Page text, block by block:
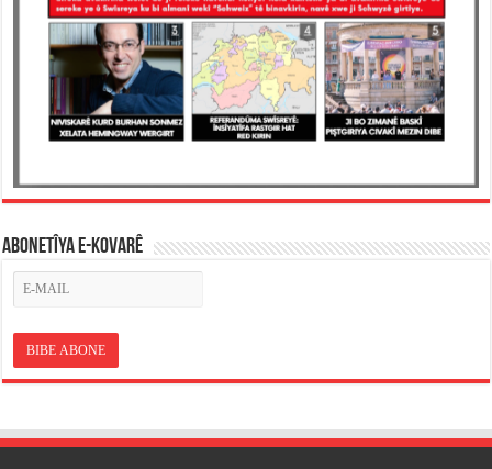
ABONETÎYA E-KOVARÊ